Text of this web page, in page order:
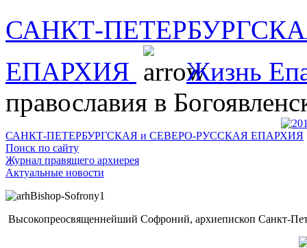
САНКТ-
ЕПАРХИЯ
Жизнь
православия в
САНКТ-ПЕТЕРБУРГСКАЯ и СЕВЕРО-РУССКАЯ ЕПАРХИЯ
Поиск по сайту
Журнал правящего архиерея
Актуальные новости
Высокопреосвященнейший Софроний, архиепископ Санкт-